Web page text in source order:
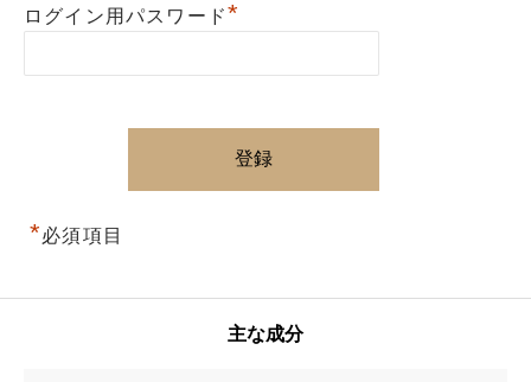
ログイン用パスワード*
*必須項目
主な成分